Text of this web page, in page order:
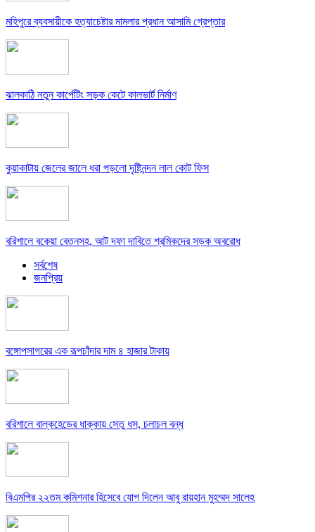
মহিপুরে ব্যবসায়ীকে হত্যাচেষ্টার মামলার প্রধান আসামি গ্রেপ্তার
ঝালকাঠি নতুন কার্পেটিং সড়ক কেটে কালভার্ট নির্মাণ
কুয়াকাটায় জেলের জালে ধরা পড়লো দৃষ্টিনন্দন লাল কোট ফিস
বরিশালে বকেয়া বেতনসহ, আট দফা দাবিতে শ্রমিকদের সড়ক অবরোধ
সর্বশেষ
জনপ্রিয়
বঙ্গোপসাগরের এক রূপচাঁদার দাম ৪ হাজার টাকায়
বরিশালে বাল্কহেডের ধাক্কায় সেতু ধস, চলাচল বন্ধ
বিএমপির ২২তম কমিশনার হিসেবে যোগ দিলেন আবু রায়হান মুহম্মদ সালেহ